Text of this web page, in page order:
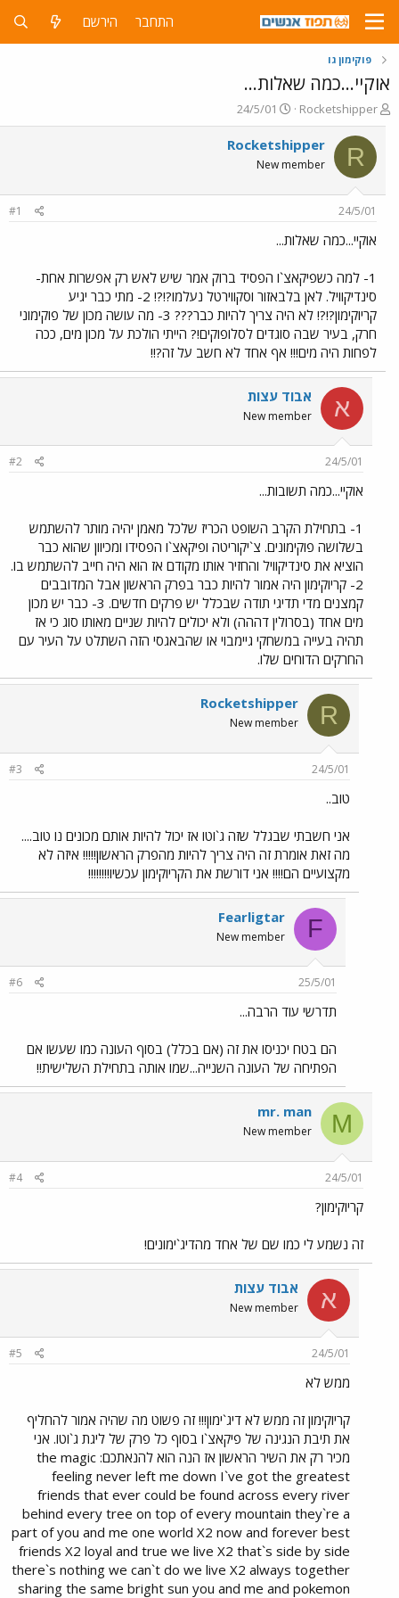
התחבר הירשם
פוקימון גו
אוקיי...כמה שאלות...
פ
ו
ת
ח
ה
ש
א
Rocketshipper
פ
ו
ר
ם
24/5/01
R
Rocketshipper
New member
24/5/01
#1
אוקיי...כמה שאלות...
1- למה כשפיקאצ`ו הפסיד ברוק אמר שיש לאש רק אפשרות אחת-
סינדיקוויל. לאן בלבאזור וסקווירטל נעלמו?!?! 2- מתי כבר יגיע
קריוקימון?!?! לא היה צריך להיות כבר??? 3- מה עושה מכון של פוקימוני
חרק, בעיר שבה סוגדים לסלופוקים!? הייתי הולכת על מכון מים, ככה
לפחות היה מים!!! אף אחד לא חשב על זה?!!
א אבוד עצות
New member
24/5/01
#2
אוקיי...כמה תשובות...
1- בתחילת הקרב השופט הכריז שלכל מאמן יהיה מותר להשתמש
בשלושה פוקימונים. צ`יקוריטה ופיקאצ`ו הפסידו ומכיוון שהוא כבר
הוציא את סינדיקוויל והחזיר אותו מקודם אז הוא היה חייב להשתמש בו.
2- קריוקימון היה אמור להיות כבר בפרק הראשון אבל המדובבים
קמצנים מדי תדיגי תודה שבכלל יש פרקים חדשים. 3- כבר יש מכון
מים אחד (בסרולין דההה) ולא יכולים להיות שניים מאותו סוג כי אז
תהיה בעייה במשחקי גיימבוי או שהבאגסי הזה השתלט על העיר עם
החרקים הדוחים שלו.
R
Rocketshipper
New member
24/5/01
#3
טוב..
אני חשבתי שבגלל שזה ג`וטו אז יכול להיות אותם מכונים נו טוב....
מה זאת אומרת זה היה צריך להיות מהפרק הראשון!!!!! איזה לא
מקצועיים הם!!!! אני דורשת את הקריוקימון עכשיו!!!!!!!!
F
Fearligtar
New member
25/5/01
#6
תדרשי עוד הרבה...
הם בטח יכניסו את זה (אם בכלל) בסוף העונה כמו שעשו אם
הפתיחה של העונה השנייה...שמו אותה בתחילת השלישית!!
M
mr. man
New member
24/5/01
#4
קריוקימון?
זה נשמע לי כמו שם של אחד מהדיג`ימונים!
א אבוד עצות
New member
24/5/01
#5
ממש לא
קריוקימון זה ממש לא דיג`ימון!!! זה פשוט מה שהיה אמור להחליף
את תיבת הנגינה של פיקאצ`ו בסוף כל פרק של ליגת ג`וטו. אני
מכיר רק את השיר הראשון אז הנה הוא להנאתכם: the magic
feeling never left me down I`ve got the greatest
friends that ever could be found across every river
behind every tree on top of every mountain they`re a
part of you and me one world X2 now and forever best
friends X2 loyal and true we live X2 that`s side by side
there`s nothing we can`t do we live X2 always together
sharing the same bright sun you and me and pokemon